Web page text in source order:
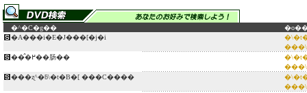
�^�C�g��
�A���i�E�J���[�j�i
���̂߂��肠��
���ʐ^�ƃ\�t�B�[ ���C����